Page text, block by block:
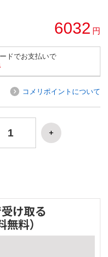
6032 円
ドでお支払いで
コメリポイントについて
け取る
無料）